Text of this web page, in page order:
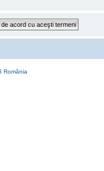
România